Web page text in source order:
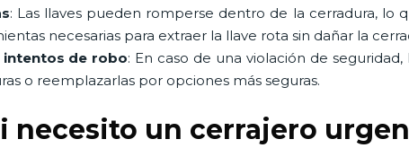
: Las llaves pueden romperse dentro de la cerradura, lo
necesarias para extraer la llave rota sin dañar la
de robo: En caso de una violación de
o reemplazarlas por opciones más seguras.
necesito un cerrajero